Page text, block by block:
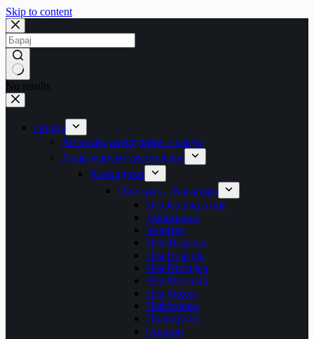
Skip to content
No results
Грција
Хотелско сместување – закуп
Апартманско сместување
Халкидики
Прв крак – Касандра
Неа Каликратија
Дионисиос
Калитеа
Неа Модања
Неа Плагија
Неа Потидеа
Неа Флогита
Неа Фокеа
Пефкохори
Полихроно
Сивири